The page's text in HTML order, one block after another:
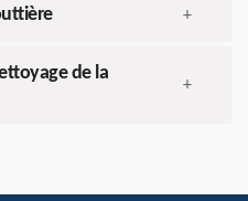
+
de la
+